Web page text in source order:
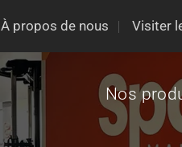
À propos de nous Visiter
Nos